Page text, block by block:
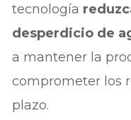
tecnología
desperdicio de
a mantener la
comprometer los
plazo.